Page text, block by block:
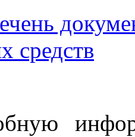
средств